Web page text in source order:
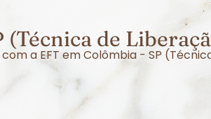
de
a EFT em Colômbia - SP